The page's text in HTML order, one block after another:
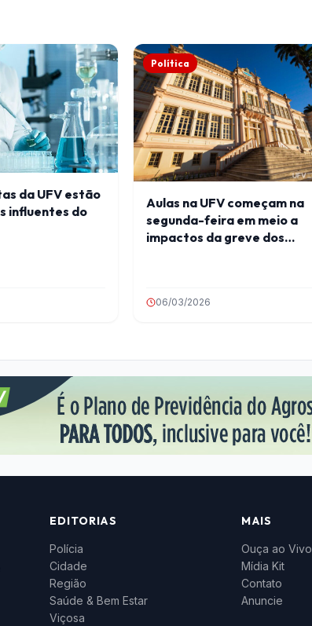
da UFV estão
influentes do
Política
Aulas na UFV começam na
segunda-feira em meio a
impactos da greve dos
06/03/2026
EDITORIAS
Polícia
Cidade
Região
Saúde & Bem Estar
Viçosa
MAIS
Ouça ao Vivo
Mídia Kit
Contato
Anuncie